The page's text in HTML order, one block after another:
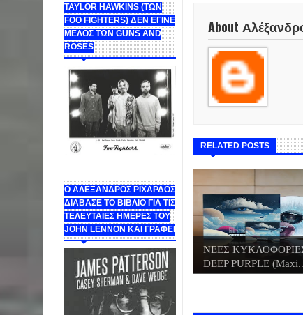
TAYLOR HAWKINS (ΤΩΝ
FOO FIGHTERS) ΔΕΝ ΕΓΙΝΕ
ΜΕΛΟΣ ΤΩΝ GUNS AND
ROSES
Ο ΑΛΕΞΑΝΔΡΟΣ ΡΙΧΑΡΔΟΣ
ΔΙΑΒΑΣΕ ΤΟ ΒΙΒΛΙΟ ΓΙΑ ΤΙΣ
ΤΕΛΕΥΤΑΙΕΣ ΗΜΕΡΕΣ ΤΟΥ
JOHN LENNON ΚΑΙ ΓΡΑΦΕΙ
About
RELATED POSTS
ΝΕΕΣ
DEEP PURPLE